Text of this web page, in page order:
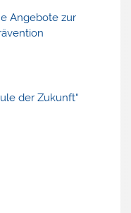
Angebote zur
der Zukunft“